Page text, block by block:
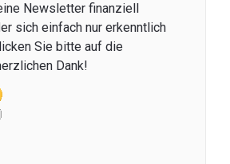
Newsletter finanziell
sich einfach nur erkenntlich
Sie bitte auf die
Dank!